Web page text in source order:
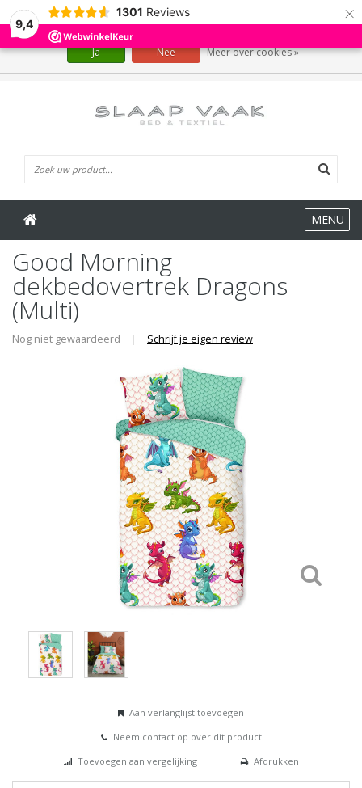
9,4
1301 Reviews ×
MENU
Good Morning
dekbedovertrek Dragons
(Multi)
Nog niet gewaardeerd | Schrijf je eigen review
Aan verlanglijst toevoegen
Neem contact op over dit product
Toevoegen aan vergelijking
Afdrukken
Wij slaan cookies op om onze website te verbeteren. Is dat akkoord?
Ja Nee Meer over cookies »